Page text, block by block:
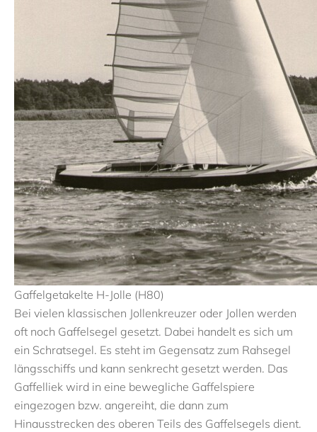
Gaffelgetakelte H-Jolle (H80)
Bei vielen klassischen Jollenkreuzer oder Jollen werden
oft noch Gaffelsegel gesetzt. Dabei handelt es sich um
ein Schratsegel. Es steht im Gegensatz zum Rahsegel
längsschiffs und kann senkrecht gesetzt werden. Das
Gaffelliek wird in eine bewegliche Gaffelspiere
eingezogen bzw. angereiht, die dann zum
Hinausstrecken des oberen Teils des Gaffelsegels dient.